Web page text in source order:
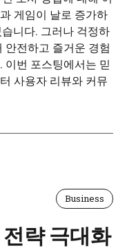
게임이 날로 증가하
니다. 그러나 걱정하
안전하고 즐거운 경험
이번 포스팅에서는 믿
사용자 리뷰와 커뮤
Business
전략 극대화